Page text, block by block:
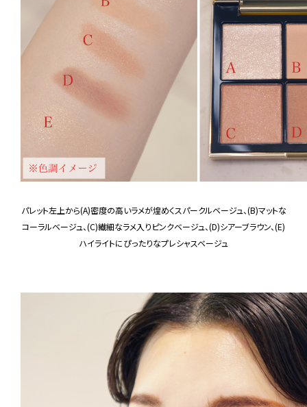
パレット左上から(A)密度の高いラメが煌めくスパークルベージュ、(B)マットな
コーラルベージュ、(C)繊細なラメ入りピンクベージュ、(D)シアーブラウン、(E)
ハイライトにぴったりなプレシャスベージュ